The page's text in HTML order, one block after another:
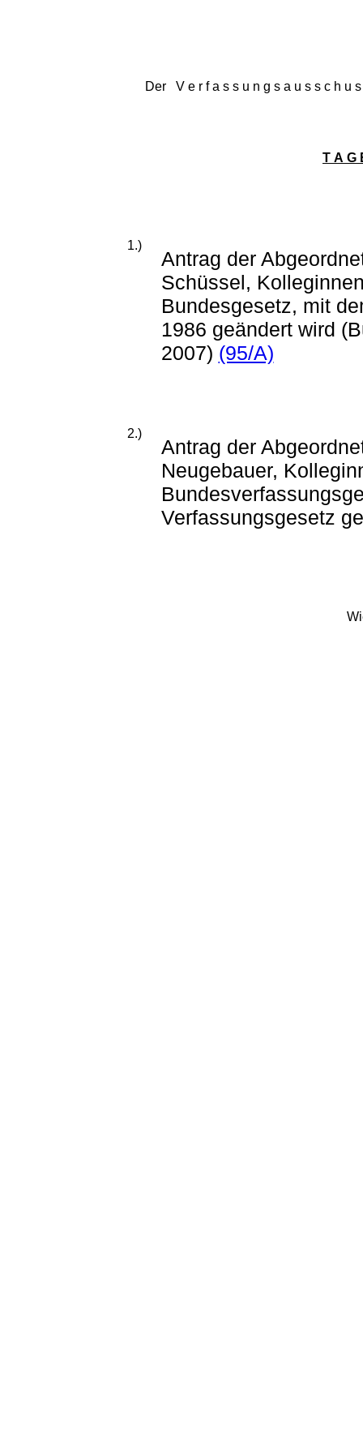
Der V e r f a s s u n g s a u s s c h u
T A G
1.)
Antrag der
Schüssel,
Bundesgesetz, mit
1986 geändert wird
2007) (95/A)
2.)
Antrag der
Neugebauer,
Verfassungsgesetz